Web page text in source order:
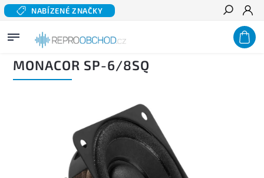
NABÍZENÉ ZNAČKY
Hledat
Domů/ Domácí audio/Komponentní reproduktory hi-fi Širokopásmové reproduktory
MONACOR SP-6/8SQ
MONACOR SP-6/8SQ